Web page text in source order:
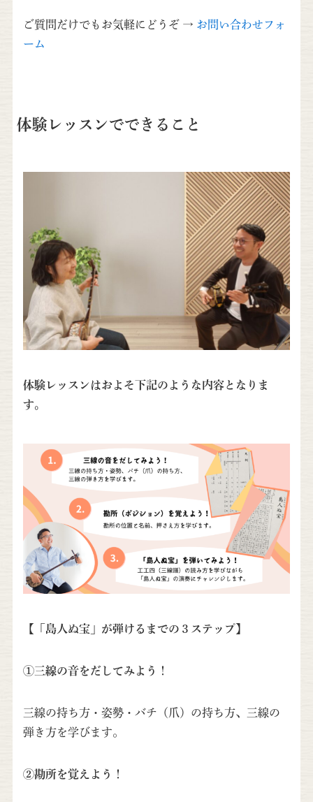
ご質問だけでもお気軽にどうぞ → お問い合わせフォ
ーム
体験レッスンでできること
体験レッスンはおよそ下記のような内容となりま
す。
【「島人ぬ宝」が弾けるまでの３ステップ】
①三線の音をだしてみよう！
三線の持ち方・姿勢・バチ（爪）の持ち方、三線の
弾き方を学びます。
②勘所を覚えよう！